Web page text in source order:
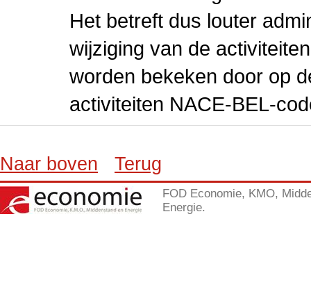
Het betreft dus louter
wijziging van de
worden bekeken door op
activiteiten NACE-BEL-
Naar boven Terug
FOD Economie, KMO,
Energie.